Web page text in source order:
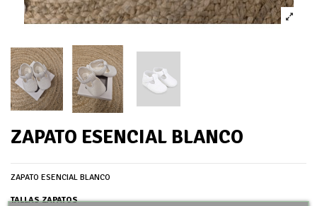
ZAPATO ESENCIAL BLANCO
ZAPATO ESENCIAL BLANCO
TALLAS ZAPATOS